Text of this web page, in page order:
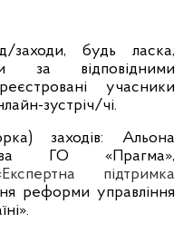
заходи, будь ласка,
за відповідними
учасники
зустріч/чі.
заходів: Альона
ГО «Прагма»,
підтримка
реформи управління